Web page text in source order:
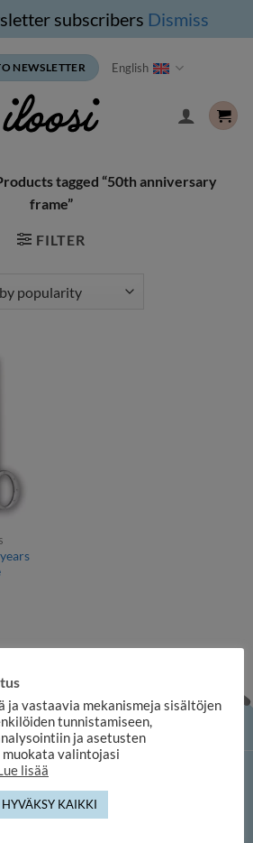
subscribers Dismiss
NEWSLETTER English
tagged “50th anniversary
frame”
FILTER
online shop
ja vastaavia mekanismeja sisältöjen
tunnistamiseen,
ja asetusten
valintojasi
lisää
HYVÄKSY KAIKKI